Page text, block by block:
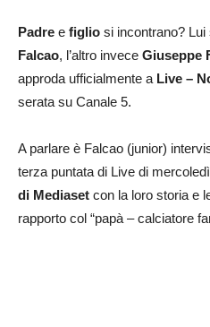
Padre e figlio si incontrano?
Falcao, l’altro invece Giuseppe
approda ufficialmente a Live –
serata su Canale 5.
A parlare è Falcao (junior)
terza puntata di Live di
di Mediaset con la loro storia e
rapporto col “papà – calciatore